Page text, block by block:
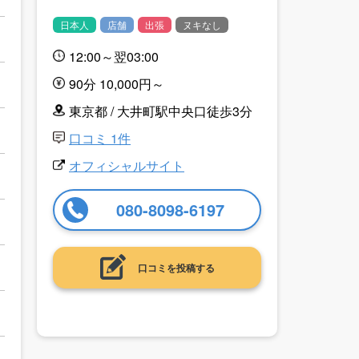
日本人 店舗 出張 ヌキなし
12:00～翌03:00
90分 10,000円～
東京都 / 大井町駅中央口徒歩3分
口コミ 1件
オフィシャルサイト
080-8098-6197
口コミを投稿する